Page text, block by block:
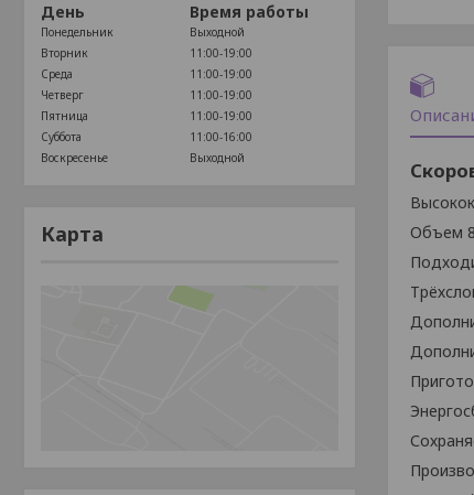
Объем
День
Время работы
Понедельник
Выходной
Вторник
11:00-19:00
Среда
11:00-19:00
Четверг
11:00-19:00
Пятница
11:00-19:00
Суббота
11:00-16:00
Воскресенье
Выходной
Карта